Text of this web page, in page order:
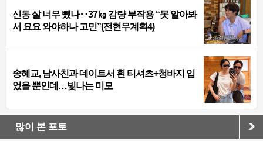
신동 살 너무 뺐나‥37㎏ 감량 부작용 “못 알아봐
서 요요 와야하나 고민”(전현무계획4)
송혜교, 남사친과 데이트서 흰 티셔츠+청바지 입
었을 뿐인데…빛나는 미모
많이 본 포토